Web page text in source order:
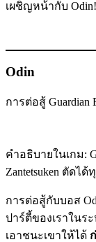
เผชิญหน้ากับ Odin!
Odin
การต่อสู้ Guardian
คำอธิบายในเกม:
Zantetsuken ตัดไ
การต่อสู้กับบอส
ปาร์ตี้ของเราในร
เอาชนะเขาให้ได้